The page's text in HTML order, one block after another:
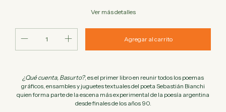
Ver más detalles
¿Qué cuenta, Basurto?, es el primer libro en reunir todos los poemas
gráficos, ensambles y juguetes textuales del poeta Sebastián Bianchi
quien forma parte de la escena más experimental de la poesía argentina
desde finales de los años 90.